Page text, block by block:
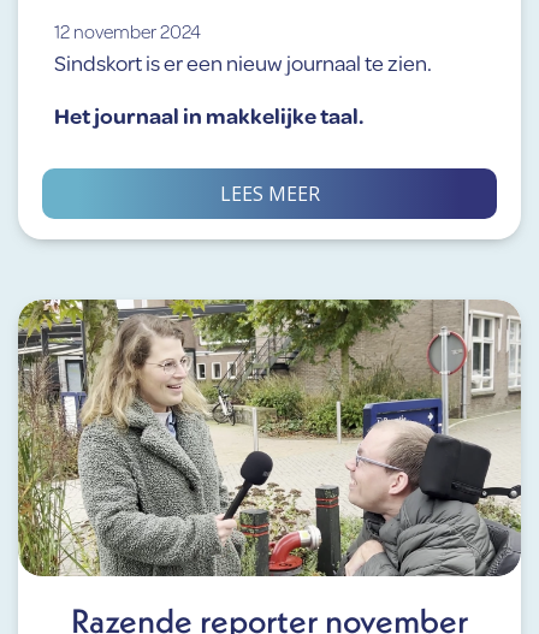
12 november 2024
Sindskort is er een nieuw journaal te zien.
Het journaal in makkelijke taal.
LEES MEER
Razende reporter november